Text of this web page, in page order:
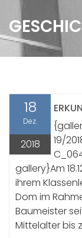
18
Dez.
2018
19/
gallery}Am
ihrem
Dom im
Baumeister
Mittelalter bis